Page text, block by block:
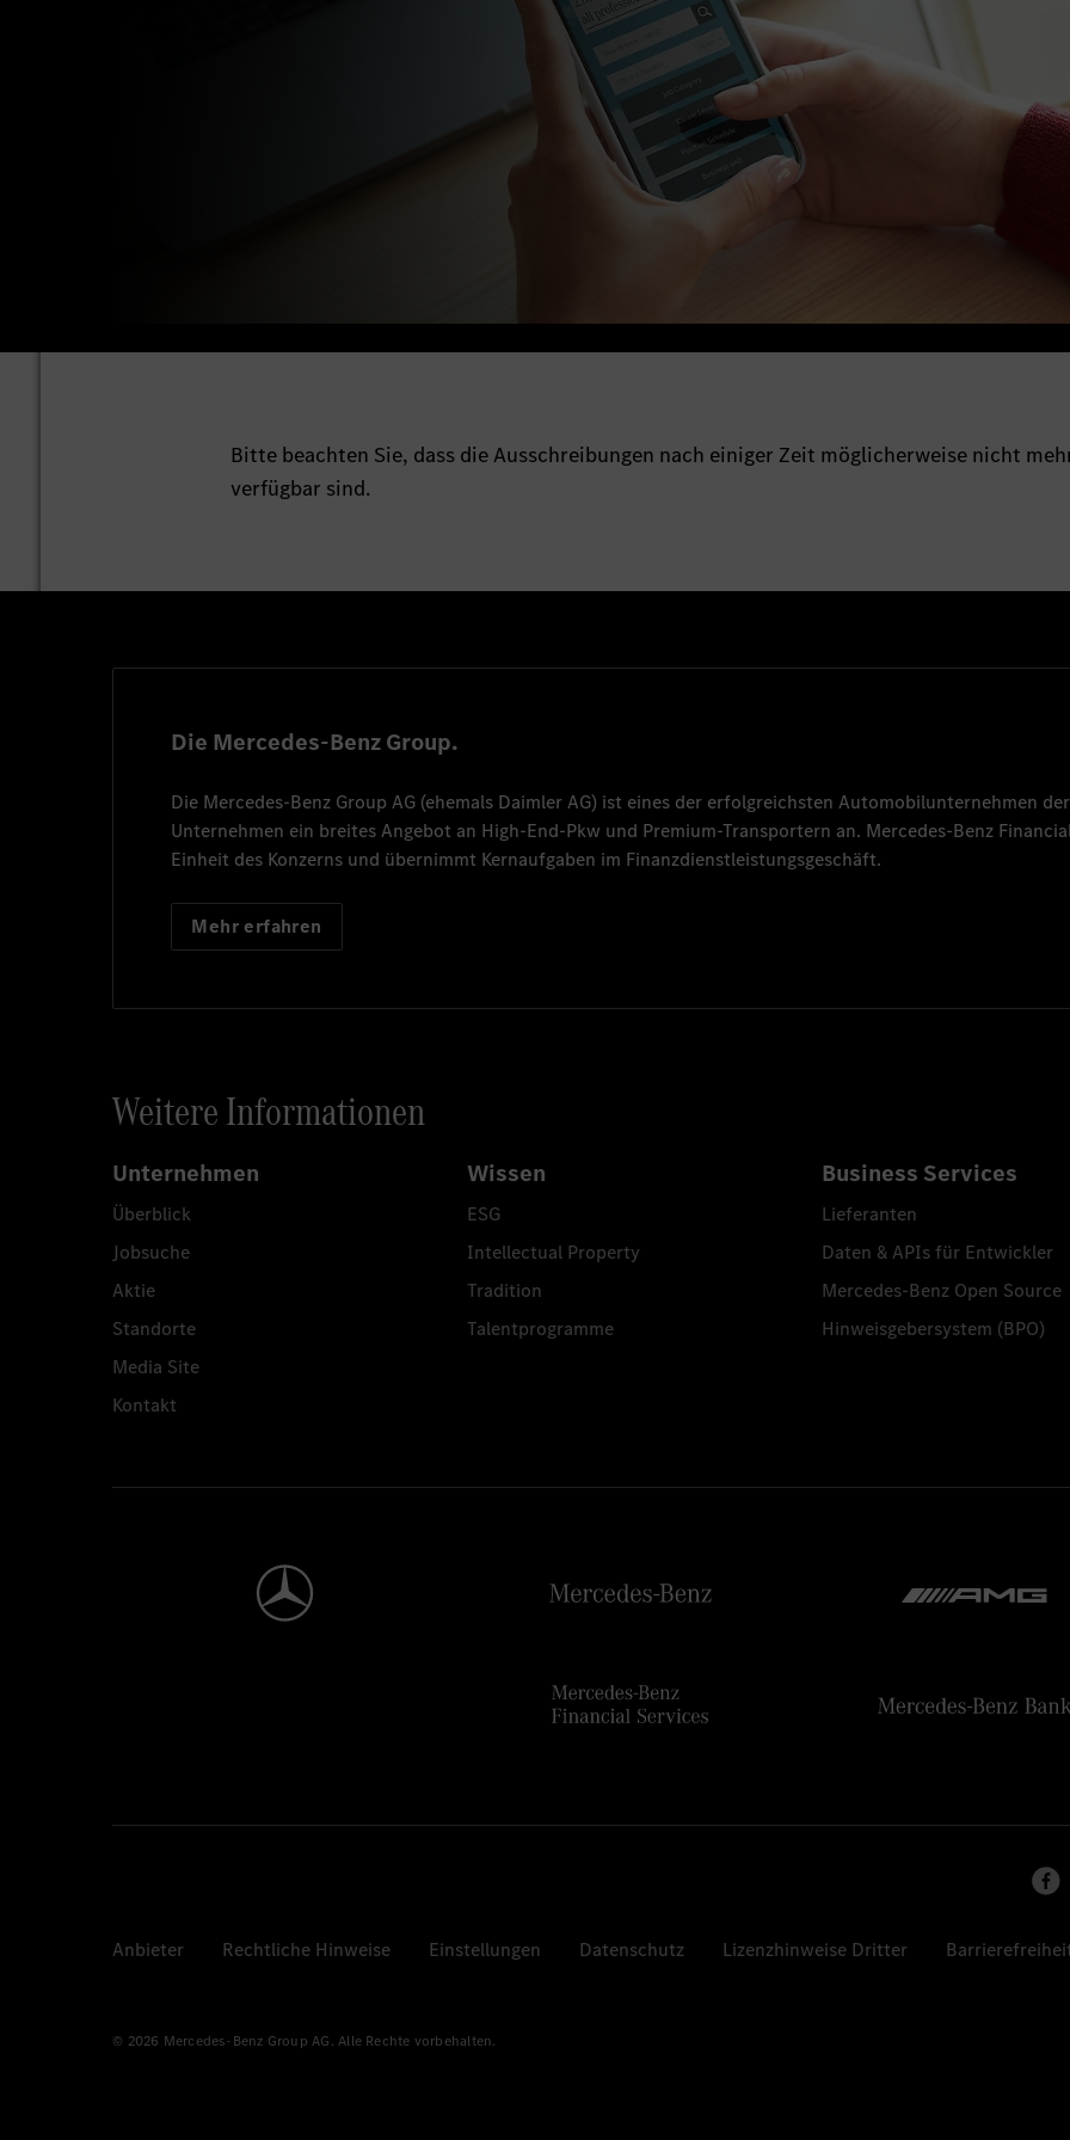
Bitte beachten Sie, dass die Ausschreibungen nach einiger Zeit möglicherweise nicht
verfügbar sind.
Die Mercedes-Benz Group.
Die Mercedes-Benz Group AG (ehemals Daimler AG) ist eines der erfolgreichsten Automobilunternehmen
Unternehmen ein breites Angebot an High-End-Pkw und Premium-Transportern an. Mercedes-Benz
Einheit des Konzerns und übernimmt Kernaufgaben im Finanzdienstleistungsgeschäft.
Mehr erfahren
Weitere Informationen
Unternehmen
Überblick
Jobsuche
Aktie
Standorte
Media Site
Kontakt
Wissen
ESG
Intellectual Property
Tradition
Talentprogramme
Business Services
Lieferanten
Daten & APIs für Entwickler
Mercedes-Benz Open Source
Hinweisgebersystem (BPO)
Anbieter Rechtliche Hinweise Einstellungen Datenschutz Lizenzhinweise Dritter
© 2026 Mercedes-Benz Group AG. Alle Rechte vorbehalten.